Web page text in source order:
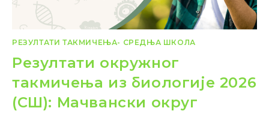
РЕЗУЛТАТИ ТАКМИЧЕЊА- СРЕДЊА ШКОЛА
Резултати окружног
такмичења из биологије 2026
(СШ): Мачвански округ